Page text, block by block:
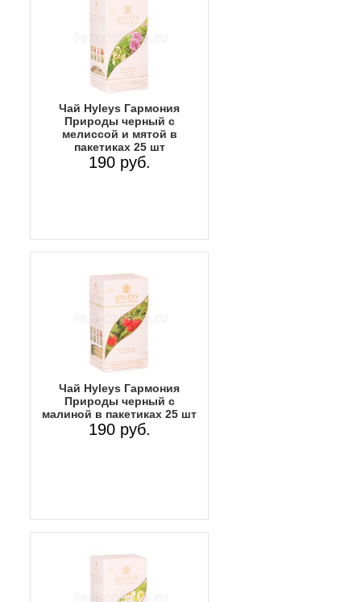
Чай Hyleys Гармония
Природы черный с
мелиссой и мятой в
пакетиках 25 шт
190 руб.
Чай Hyleys Гармония
Природы черный с
малиной в пакетиках 25 шт
190 руб.